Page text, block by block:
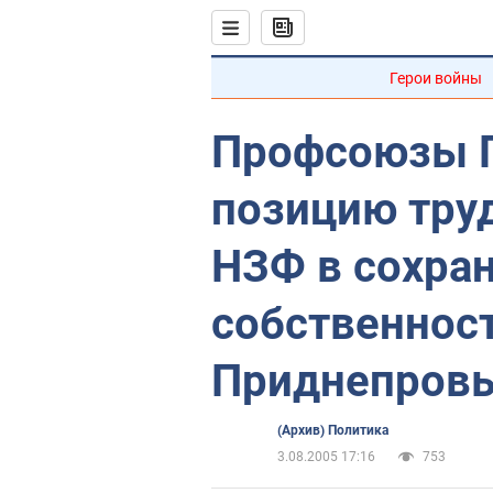
Герои войны
Профсоюзы
позицию
НЗФ в
(Архив) Политика
3.08.2005 17:16
753